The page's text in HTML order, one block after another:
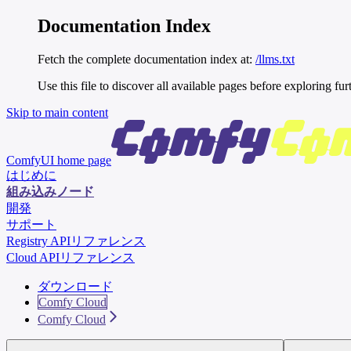
Documentation Index
Fetch the complete documentation index at: /llms.txt
Use this file to discover all available pages before exploring
Skip to main content
ComfyUI home page
はじめに
組み込みノード
開発
サポート
Registry APIリファレンス
Cloud APIリファレンス
ダウンロード
Comfy Cloud
Comfy Cloud